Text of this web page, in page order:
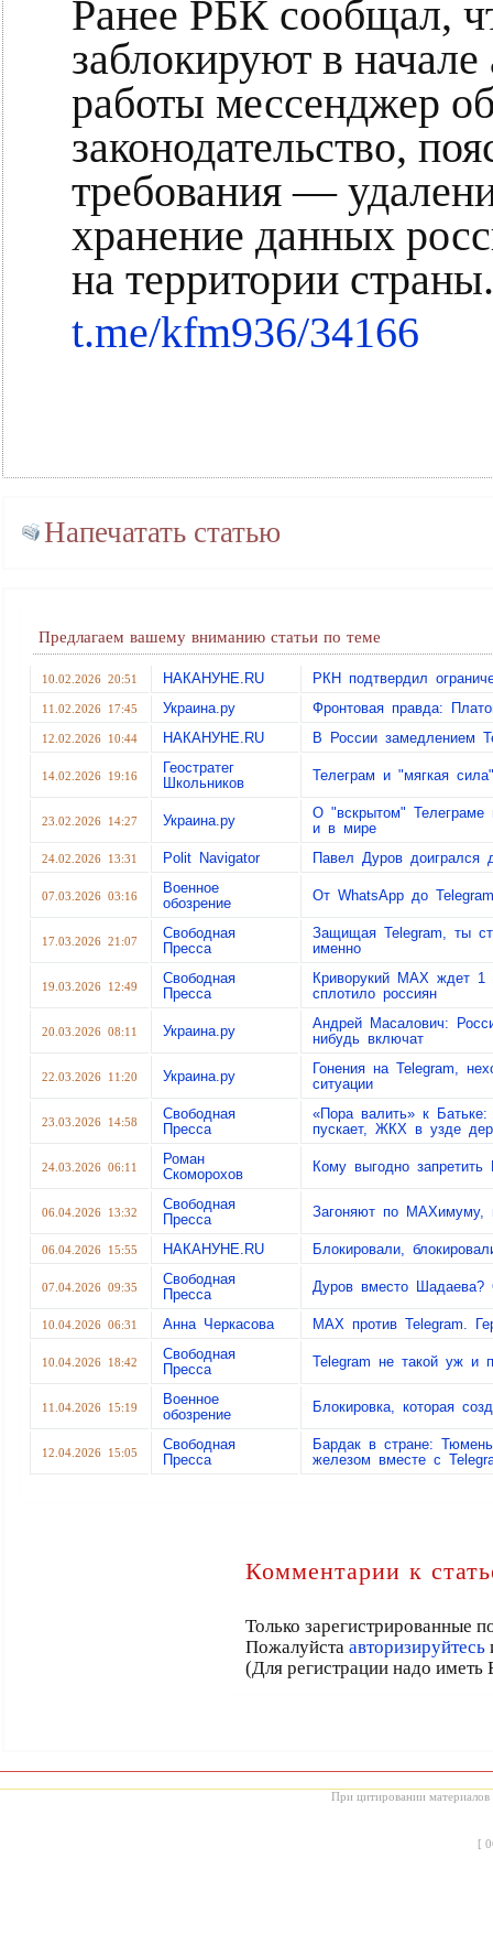
Ранее РБК сообщал,
заблокируют в
работы мессенджер
законодательство,
требования —
хранение данных
на территории страны.
t.me/kfm936/34166
Напечатать статью
Предлагаем вашему вниманию статьи по теме
10.02.2026 20:51 НАКАНУНЕ.RU РКН подтвердил
11.02.2026 17:45 Украина.ру Фронтовая правда:
12.02.2026 10:44 НАКАНУНЕ.RU В России замедлением
14.02.2026 19:16
Геостратег
Школьников
Телеграм и "мягкая
23.02.2026 14:27 Украина.ру
О "вскрытом" Телеграме
и в мире
24.02.2026 13:31 Polit Navigator Павел Дуров доигрался
07.03.2026 03:16
Военное
обозрение
От WhatsApp до
17.03.2026 21:07
Свободная
Пресса
Защищая Telegram, ты
именно
19.03.2026 12:49
Свободная
Пресса
Криворукий МАХ ждет 1
сплотило россиян
20.03.2026 08:11 Украина.ру
Андрей Масалович:
нибудь включат
22.03.2026 11:20 Украина.ру
Гонения на Telegram,
ситуации
23.03.2026 14:58
Свободная
Пресса
«Пора валить» к
пускает, ЖКХ в узде
24.03.2026 06:11
Роман
Скоморохов
Кому выгодно
06.04.2026 13:32
Свободная
Пресса
Загоняют по
06.04.2026 15:55 НАКАНУНЕ.RU Блокировали,
07.04.2026 09:35
Свободная
Пресса
Дуров вместо Шадаева?
10.04.2026 06:31 Анна Черкасова MAX против Telegram.
10.04.2026 18:42
Свободная
Пресса
Telegram не такой уж и
11.04.2026 15:19
Военное
обозрение
Блокировка, которая
12.04.2026 15:05
Свободная
Пресса
Бардак в стране:
железом вместе с
Комментарии к
Только зарегистрированные
Пожалуйста авторизируйтесь
(Для регистрации надо
При цитировании материалов
[